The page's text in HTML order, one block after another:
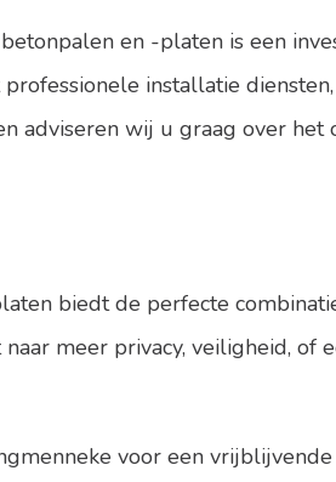
en -platen is een
installatie
adviseren wij u graag over
biedt de perfecte
meer privacy, veiligheid, of
voor een